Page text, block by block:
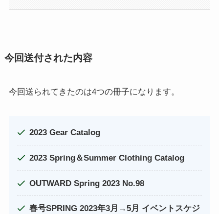
今回送付された内容
今回送られてきたのは4つの冊子になります。
2023 Gear Catalog
2023 Spring＆Summer Clothing Catalog
OUTWARD Spring 2023 No.98
春号SPRING 2023年3月→5月 イベントスケジ